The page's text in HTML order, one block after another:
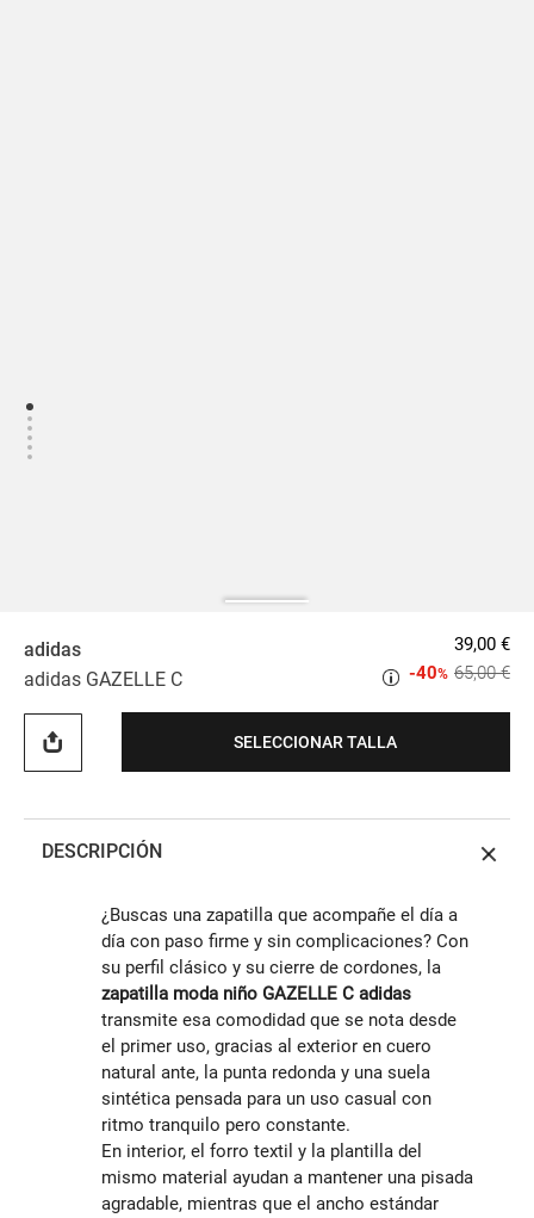
adidas
adidas GAZELLE C
39,00 €
65,00 €
-40%
SELECCIONAR TALLA
DESCRIPCIÓN
¿Buscas una zapatilla que acompañe el día a
día con paso firme y sin complicaciones? Con
su perfil clásico y su cierre de cordones, la
zapatilla moda niño GAZELLE C adidas
transmite esa comodidad que se nota desde
el primer uso, gracias al exterior en cuero
natural ante, la punta redonda y una suela
sintética pensada para un uso casual con
ritmo tranquilo pero constante.
En interior, el forro textil y la plantilla del
mismo material ayudan a mantener una pisada
agradable, mientras que el ancho estándar